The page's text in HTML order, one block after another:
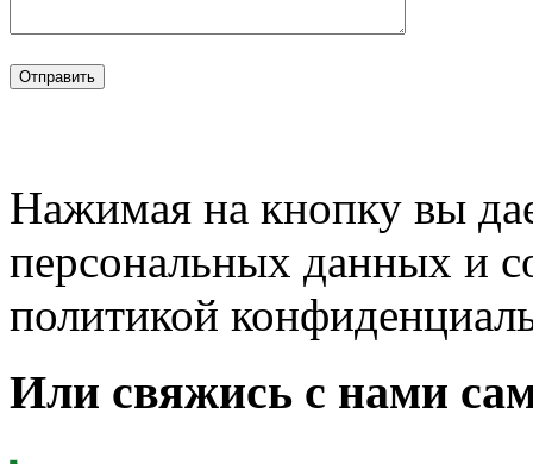
Нажимая на кнопку вы
персональных данных и
политикой
Или свяжись с нами